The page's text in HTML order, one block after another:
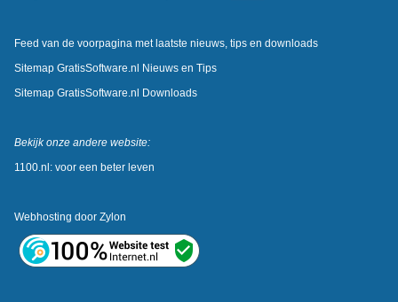
Feed van de voorpagina met laatste nieuws, tips en downloads
Sitemap GratisSoftware.nl Nieuws en Tips
Sitemap GratisSoftware.nl Downloads
Bekijk onze andere website:
1100.nl: voor een beter leven
Webhosting door Zylon